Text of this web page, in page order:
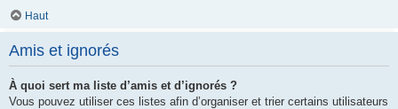
Haut
Amis et ignorés
À quoi sert ma liste d’amis et d’ignorés ?
Vous pouvez utiliser ces listes afin d’organiser et trier certains utilisateurs